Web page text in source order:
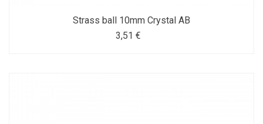
Strass ball 10mm Crystal AB
3,51 €